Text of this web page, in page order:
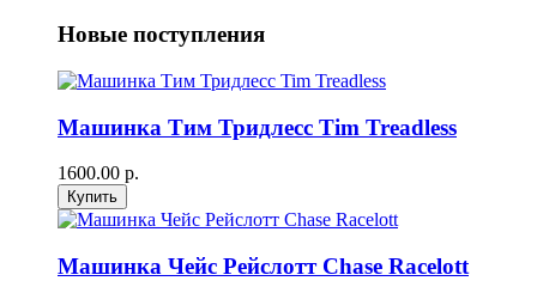
Новые поступления
Машинка Тим Тридлесс Tim Treadless
1600.00 р.
Машинка Чейс Рейслотт Chase Racelott